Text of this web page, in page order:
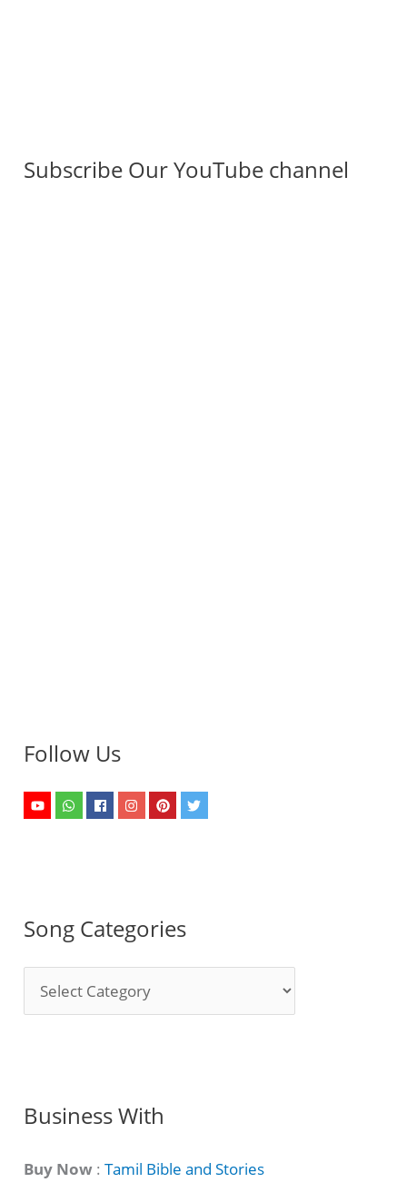
Subscribe Our YouTube channel
Follow Us
Song Categories
o
C
t
Business With
Buy Now :Tamil Bible and Stories